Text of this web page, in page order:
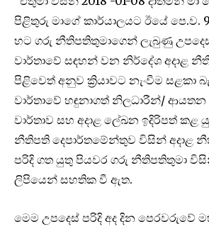
පිළිතුරු මාගේ කාර්යාලයට ඊයේ පෙ.ව.
හට ගරු නීතිපතිතුමාගෙන් ලැබුණු
වාර්තාවේ සඳහන් වන නිර්දේශ අදාළ
පිළිවෙත් අනුව ක්‍රියාවට නැංවීම සළකා
වාර්තාවේ හඳුනාගත් නිලධාරීන්/
වාර්තාව සහ අදාළ ලේඛන ඉදිරිපත් කළ
නීතිපති දෙපාර්තමේන්තුව විසින් අදාළ
පරිදි ගත යුතු පියවර ගරු නීතිපතිතුමා
ලිපියෙන් සහතික වී ඇත.
මෙම උපදෙස් පරිදි අද දින පෙරවරුවේ